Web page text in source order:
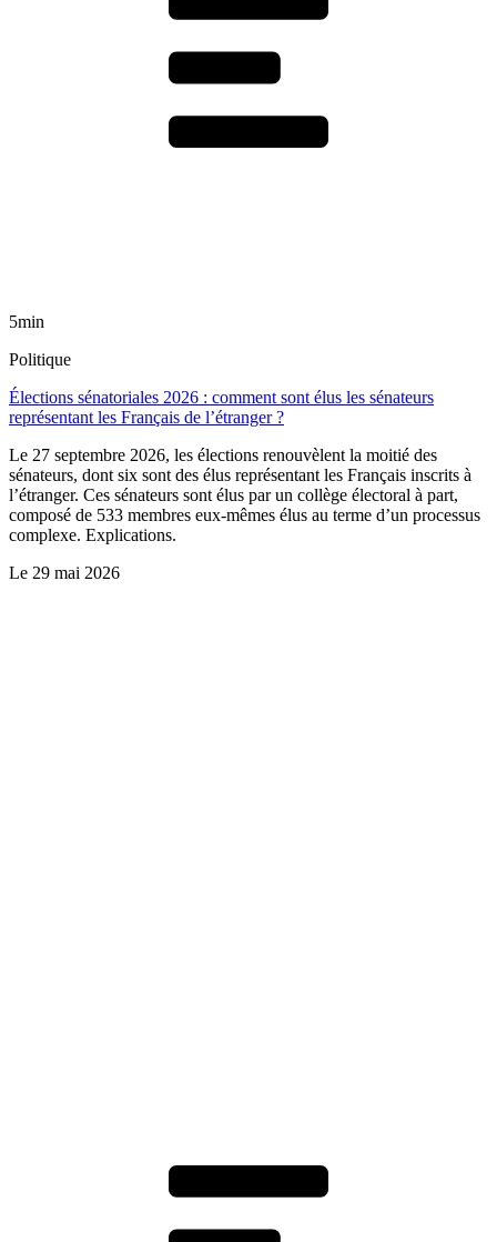
5min
Politique
Élections sénatoriales 2026 : comment sont élus les sénateurs
représentant les Français de l’étranger ?
Le 27 septembre 2026, les élections renouvèlent la moitié des
sénateurs, dont six sont des élus représentant les Français inscrits à
l’étranger. Ces sénateurs sont élus par un collège électoral à part,
composé de 533 membres eux-mêmes élus au terme d’un processus
complexe. Explications.
Le 29 mai 2026